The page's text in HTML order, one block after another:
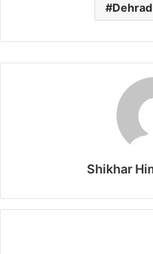
Shikhar